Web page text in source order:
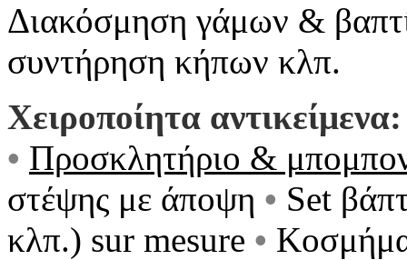
Διακόσμηση γάμων &
συντήρηση κήπων κλπ.
Χειροποίητα αντικείμενα:
• Προσκλητήριο &
στέψης με άποψη • Set
κλπ.) sur mesure •